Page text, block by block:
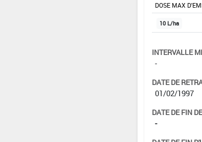
DOSE MAX
10 L/ha
INTERVALLE
-
DATE DE
01/02/1997
DATE DE FIN
-